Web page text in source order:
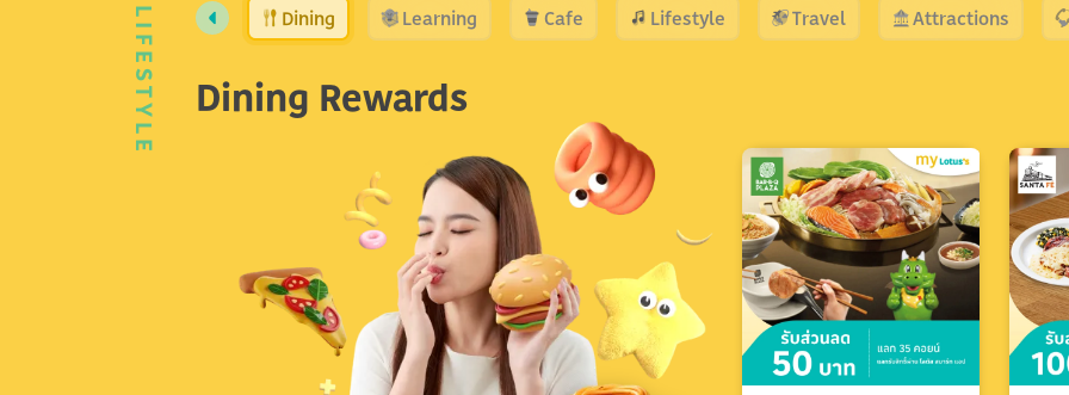
LIFESTYLE Dining Learning Cafe Lifestyle Travel Attractions
Dining Rewards